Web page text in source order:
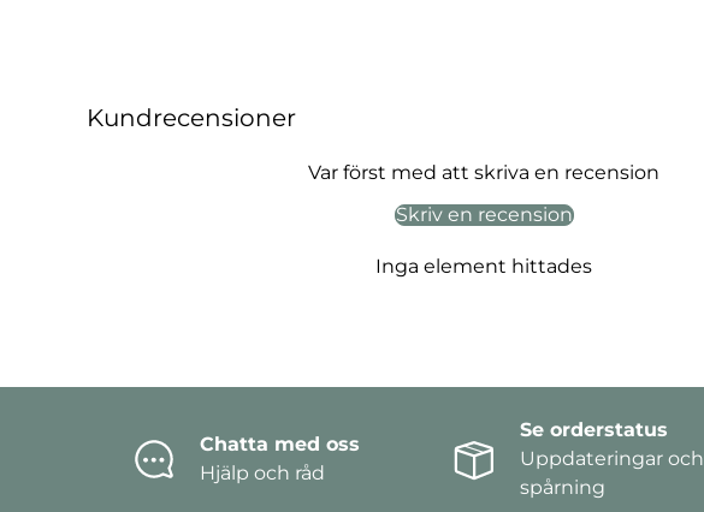
Kundrecensioner
Var först med att skriva en recension
Skriv en recension
Inga element hittades
Chatta med oss
Hjälp och råd
Se orderstatus
Uppdateringar och
spårning